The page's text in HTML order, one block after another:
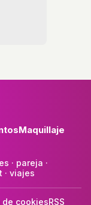
Maquillaje
· pareja ·
· viajes
de cookiesRSS